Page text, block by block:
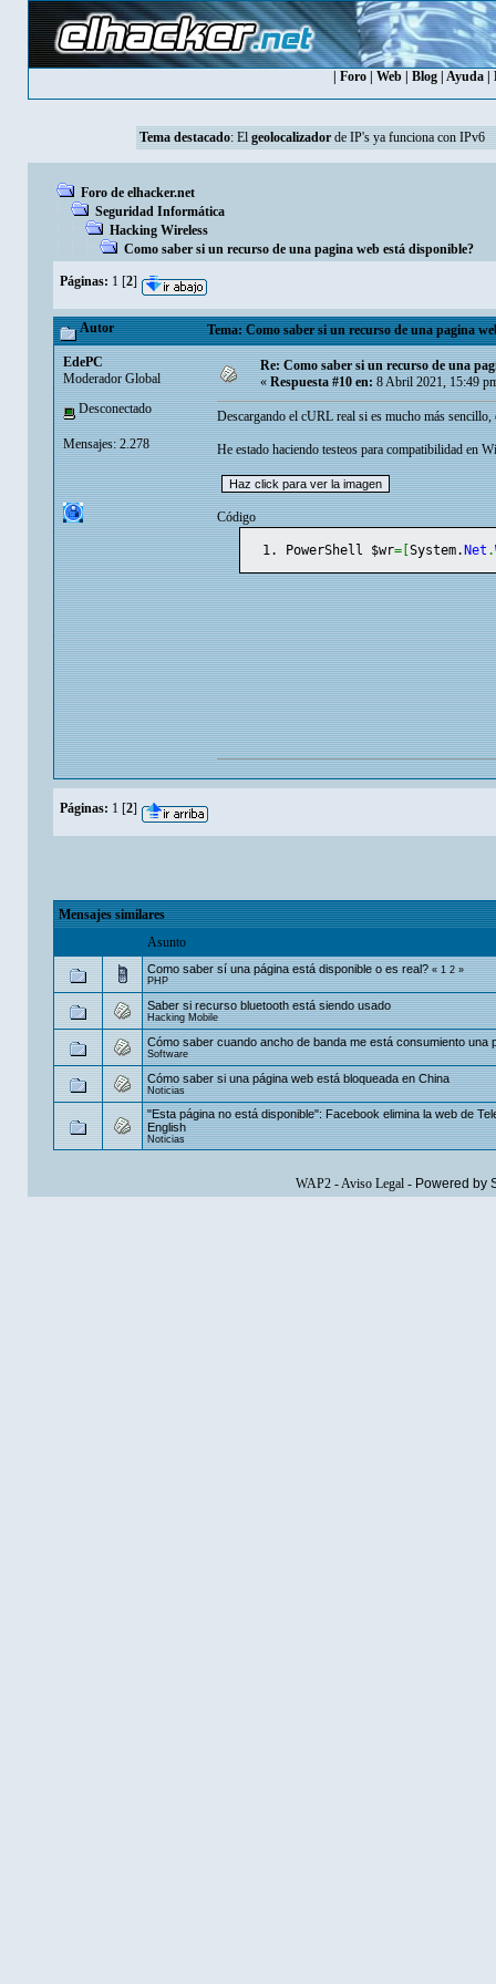
Foro Web Blog Ayuda
Tema destacado: El geolocalizadorde IP's ya funciona con IPv6
Foro de elhacker.net
Seguridad Informática
Hacking Wireless
Como saber si un recurso de una pagina web está disponible?
Páginas: 1 [2]
Autor Tema: Como saber si un recurso de una pagina
EdePC
Moderador Global
Desconectado
Mensajes: 2.278
Re: Como saber si un recurso de una
«Respuesta #10 en:8 Abril 2021, 15:49
Descargando el cURL real si es mucho más
He estado haciendo testeos para compatibilidad en
Código
PowerShell $wr=[ System. Net .
Páginas: 1 [2]
Mensajes similares
Asunto
Como saber sí una página está disponible o es real? «1 2»
PHP
Saber si recurso bluetooth está siendo usado
Hacking Mobile
Cómo saber cuando ancho de banda me está consumiento una
Software
Cómo saber si una página web está bloqueada en China
Noticias
"Esta página no está disponible": Facebook elimina la web de
English
Noticias
WAP2-Aviso Legal- Powered by